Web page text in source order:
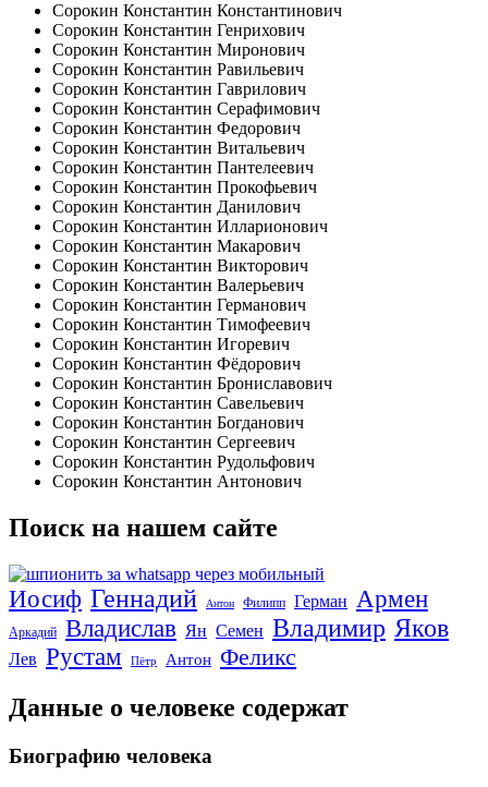
Сорокин Константин Константинович
Сорокин Константин Генрихович
Сорокин Константин Миронович
Сорокин Константин Равильевич
Сорокин Константин Гаврилович
Сорокин Константин Серафимович
Сорокин Константин Федорович
Сорокин Константин Витальевич
Сорокин Константин Пантелеевич
Сорокин Константин Прокофьевич
Сорокин Константин Данилович
Сорокин Константин Илларионович
Сорокин Константин Макарович
Сорокин Константин Викторович
Сорокин Константин Валерьевич
Сорокин Константин Германович
Сорокин Константин Тимофеевич
Сорокин Константин Игоревич
Сорокин Константин Фёдорович
Сорокин Константин Брониславович
Сорокин Константин Савельевич
Сорокин Константин Богданович
Сорокин Константин Сергеевич
Сорокин Константин Рудольфович
Сорокин Константин Антонович
Поиск на нашем сайте
Иосиф Геннадий Антон Филипп Герман Армен
Аркадий Владислав Ян Семен Владимир Яков
Лев Рустам Пётр Антон Феликс
Данные о человеке содержат
Биографию человека